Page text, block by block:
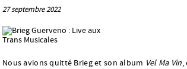
27 septembre 2022
Nous avions quitté Brieg et son album Vel Ma Vin,